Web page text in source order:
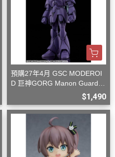
預購27年4月 GSC MODEROI
D 巨神GORG Manon Guardia
$1,490